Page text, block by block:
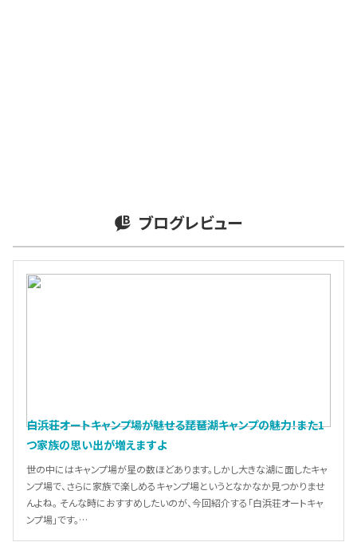
ブログレビュー
白浜荘オートキャンプ場が魅せる琵琶湖キャンプの魅力！また1
つ家族の思い出が増えますよ
世の中にはキャンプ場が星の数ほどあります。しかし大きな湖に面したキャ
ンプ場で、さらに家族で楽しめるキャンプ場というとなかなか見つかりませ
んよね。 そんな時におすすめしたいのが、今回紹介する「白浜荘オートキャ
ンプ場」です。…